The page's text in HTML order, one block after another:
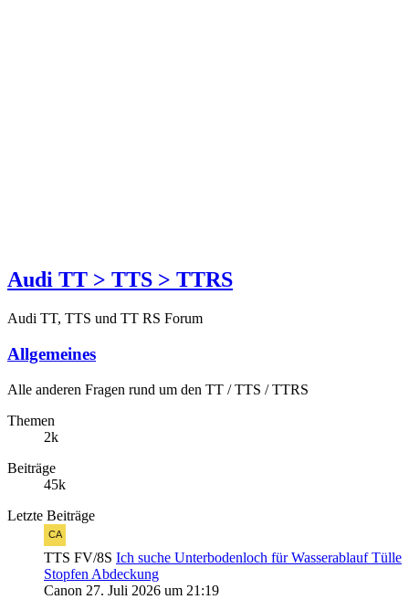
Audi TT > TTS > TTRS
Audi TT, TTS und TT RS Forum
Allgemeines
Alle anderen Fragen rund um den TT / TTS / TTRS
Themen
2k
Beiträge
45k
Letzte Beiträge
TTS FV/8S Ich suche Unterbodenloch für Wasserablauf Tülle
Stopfen Abdeckung
Canon 27. Juli 2026 um 21:19